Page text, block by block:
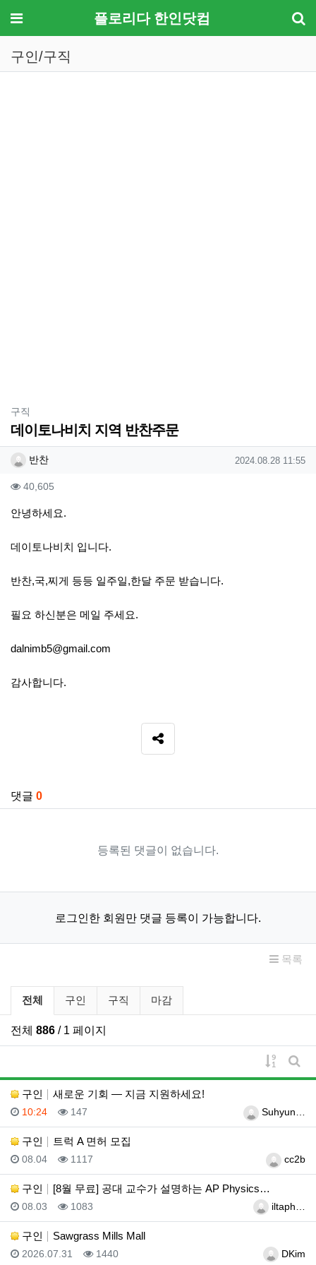
메뉴 플로리다 한인닷컴
구인/구직
구직
데이토나비치 지역 반찬주문
작성자 정보
반찬작성 작성일
2024.08.28 11:55
컨텐츠 정보
40,605
본문
안녕하세요.
데이토나비치 입니다.
반찬,국,찌게 등등 일주일,한달 주문 받습니다.
필요 하신분은 메일 주세요.
dalnimb5@gmail.com
감사합니다.
SNS 공유
댓글 0
등록된 댓글이 없습니다.
로그인한 회원만 댓글 등록이 가능합니다.
목록
구인/구직 분류 목록
전체 구인 구직 마감
전체 886 / 1 페이지
게시물
게
구인
새로운 기회 — 지금 지원하세요!
등록자Suhyun…
등록일
10:24 조회
147
구인 트럭 A 면허 모집
등록자cc2b
등록일
08.04 조회
1117
구인 [8월 무료] 공대 교수가 설명하는 AP Physics…
등록자iltaph…
등록일
08.03 조회
1083
구인 Sawgrass Mills Mall
등록자DKim
등록일
2026.07.31 조회
1440